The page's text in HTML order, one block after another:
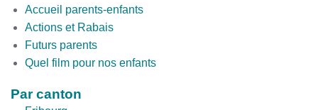
Second
Bottom
Accueil parents-enfants
Actions et Rabais
Futurs parents
Quel film pour nos enfants
Par canton